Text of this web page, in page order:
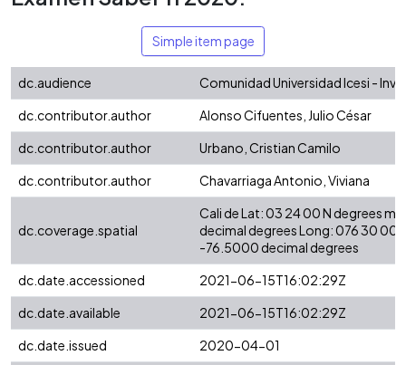
Simple item page
dc.audience
Comunidad Universidad Icesi -
dc.contributor.author
Alonso Cifuentes, Julio César
dc.contributor.author
Urbano, Cristian Camilo
dc.contributor.author
Chavarriaga Antonio, Viviana
dc.coverage.spatial
Cali de Lat: 03 24 00 N degrees
decimal degrees Long: 076 30 00
-76.5000 decimal degrees
dc.date.accessioned
2021-06-15T16:02:29Z
dc.date.available
2021-06-15T16:02:29Z
dc.date.issued
2020-04-01